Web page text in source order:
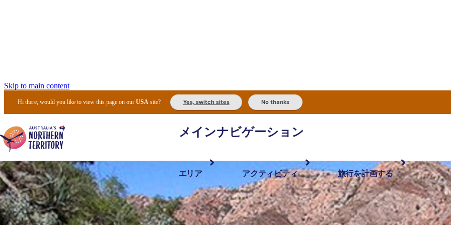
Skip to main content
Hi there, would you like to view this page on ourUSA site? Yes, switch sites No thanks
メインナビゲーション
エリア
最も人気が高い場所 アウトバックとアウトドア 地域ごとに散
アクティビティ
体験 旅行タイプ 現地でしたいこと
旅行を計画する
計画と予約 実用的な情報 計画ツール
検索: